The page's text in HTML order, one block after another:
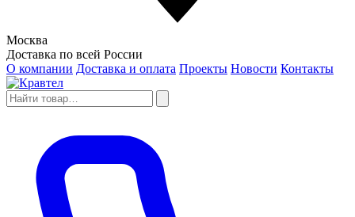
Москва
Доставка по всей России
О компании Доставка и оплата Проекты Новости Контакты